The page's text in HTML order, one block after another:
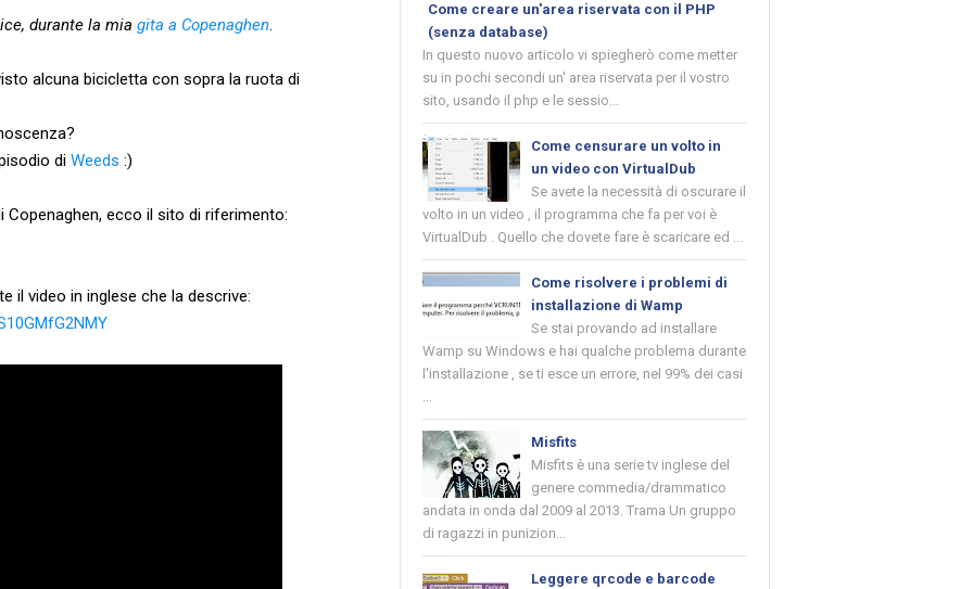
durante la mia gita a Copenaghen
alcuna bicicletta con sopra la ruota di
di Weeds :)
Copenaghen, ecco il sito di riferimento:
il video in inglese che la descrive:
Come creare un'area riservata con il PHP
(senza database)
In questo nuovo articolo vi spiegherò come metter
su in pochi secondi un' area riservata per il vostro
sito, usando il php e le sessio...
Come censurare un volto in
un video con VirtualDub
Se avete la necessità di oscurare il
volto in un video , il programma che fa per voi è
VirtualDub . Quello che dovete fare è scaricare ed ...
Come risolvere i problemi di
installazione di Wamp
Se stai provando ad installare
Wamp su Windows e hai qualche problema durante
l'installazione , se ti esce un errore, nel 99% dei casi
...
Misfits
Misfits è una serie tv inglese del
genere commedia/drammatico
andata in onda dal 2009 al 2013. Trama Un gruppo
di ragazzi in punizion...
Leggere qrcode e barcode